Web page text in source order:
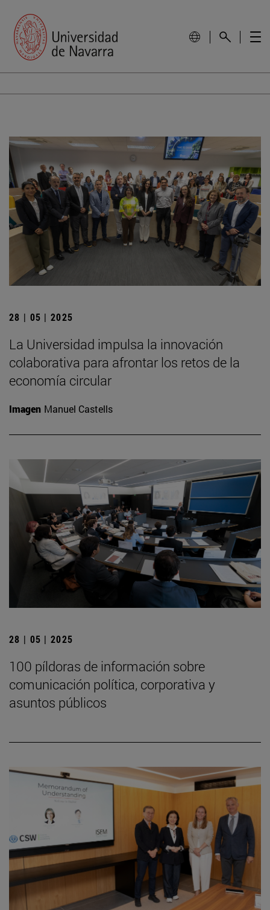
28 | 05 | 2025
La Universidad impulsa la innovación
colaborativa para afrontar los retos de la
economía circular
Imagen Manuel Castells
28 | 05 | 2025
100 píldoras de información sobre
comunicación política, corporativa y
asuntos públicos